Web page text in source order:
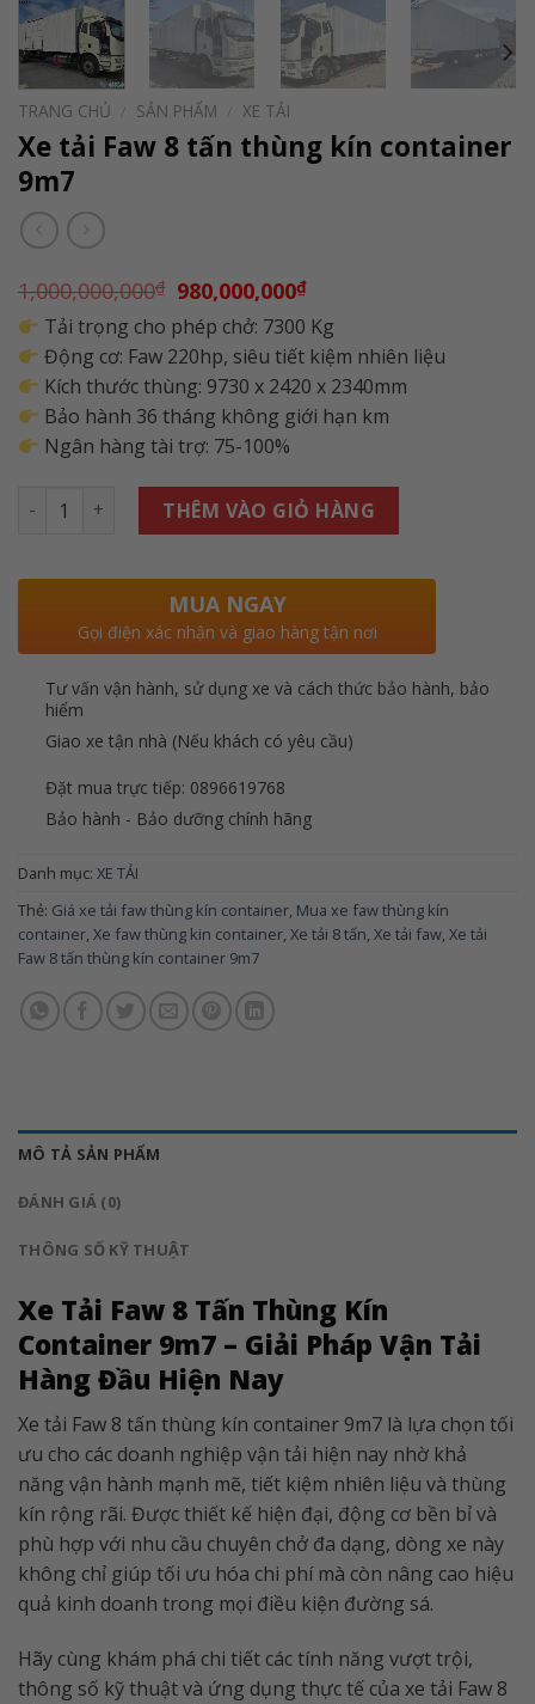
TRANG CHỦ SẢN PHẨM XE TẢI
Xe tải Faw 8 tấn thùng kín container
9m7
1,000,000,000₫ Giá
gốc
là:
1,000,000,000₫.
980,000,000₫Giá
tại
là:
980,000,000₫.
Tải trọng cho phép chở: 7300 Kg
Động cơ: Faw 220hp, siêu tiết kiệm nhiên liệu
Kích thước thùng: 9730 x 2420 x 2340mm
Bảo hành 36 tháng không giới hạn km
Ngân hàng tài trợ: 75-100%
Số lượng THÊM VÀO GIỎ HÀNG
Tư vấn vận hành, sử dụng xe và cách thức bảo hành, bảo
hiểm
Giao xe tận nhà (Nếu khách có yêu cầu)
Đặt mua trực tiếp: 0896619768
Bảo hành - Bảo dưỡng chính hãng
MUA NGAY
Gọi điện xác nhận và giao hàng tận nơi
Danh mục: XE TẢI
Thẻ: Giá xe tải faw thùng kín container, Mua xe faw thùng kín
container, Xe faw thùng kin container, Xe tải 8 tấn, Xe tải faw, Xe tải
Faw 8 tấn thùng kín container 9m7
MÔ TẢ SẢN PHẨM
ĐÁNH GIÁ (0)
THÔNG SỐ KỸ THUẬT
Xe Tải Faw 8 Tấn Thùng Kín
Container 9m7 – Giải Pháp Vận Tải
Hàng Đầu Hiện Nay
Xe tải Faw 8 tấn thùng kín container 9m7 là lựa chọn tối
ưu cho các doanh nghiệp vận tải hiện nay nhờ khả
năng vận hành mạnh mẽ, tiết kiệm nhiên liệu và thùng
kín rộng rãi. Được thiết kế hiện đại, động cơ bền bỉ và
phù hợp với nhu cầu chuyên chở đa dạng, dòng xe này
không chỉ giúp tối ưu hóa chi phí mà còn nâng cao hiệu
quả kinh doanh trong mọi điều kiện đường sá.
Hãy cùng khám phá chi tiết các tính năng vượt trội,
thông số kỹ thuật và ứng dụng thực tế của xe tải Faw 8